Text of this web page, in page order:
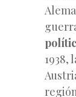
1938,